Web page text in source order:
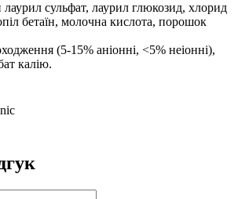
сульфат, лаурил глюкозид, хлорид
бетаїн, молочна кислота, порошок
(5-15% аніонні, <5% неіонні),
калію.